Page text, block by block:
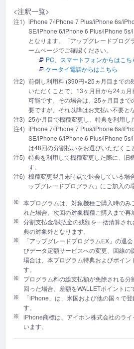
<注釈一覧>
注1) iPhone 7/iPhone 7 Plus/iPhone 6s/
SE/iPhone 6/iPhone 6 Plus/iPhone
となります。「アップグレードプログ
ームページでご確認ください。
PC、スマートフォンからはこち
ケータイ電話からはこちら
注2) 前倒し利用料 (390円×25ヵ月目までの
いただくことで、13ヶ月目から24ヵ
可能です。その場合は、25ヶ月目ま
要ですが、それ以降はお支払い不要と
注3) 25か月目で機種変更し、特典を利用し
注4) iPhone 7/iPhone 7 Plus/iPhone 6s/
SE/iPhone 6/iPhone 6 Plus/iPhone
は48回の分割払いをお選びいただくこ
注5) 特典を利用して機種変更した際に、旧
す。
注6) 機種変更翌月末時点で退会している場
ップグレードプログラム」にご加入の
本プログラムは、対象機種ご購入時のみ
れた場合、次回の対象機種ご購入まで再
分割支払金/賦払金の残額を一括清算さ
典の対象外となります。
「アップグレードプログラムEX」の退
びデータ定額サービスへの変更、回線の
場合は、本プログラム特典およびポイン
す。
プログラム料の総支払額が免除される分
回った場合、差額をWALLETポイントに
「iPhone」は、米国および他の国々で
す。
iPhone商標は、アイホン株式会社のラ
います。